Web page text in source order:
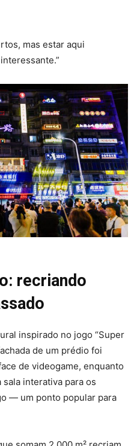
mas estar aqui
recriando
inspirado no jogo “Super
de um prédio foi
de videogame, enquanto
interativa para os
— um ponto popular para